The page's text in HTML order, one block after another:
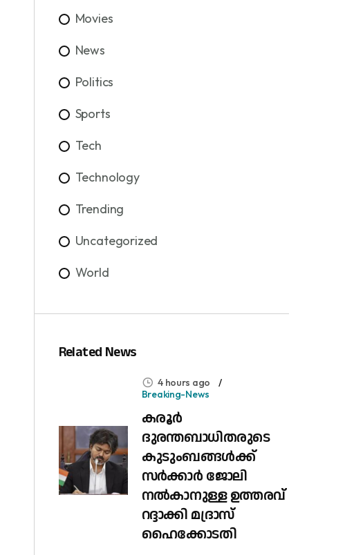
Movies
News
Politics
Sports
Tech
Technology
Trending
Uncategorized
World
Related News
4 hours ago
Breaking-News
കരൂർ
ദുരന്തബാധിതരുടെ
കുടുംബങ്ങൾക്ക്
സർക്കാർ ജോലി
നൽകാനുള്ള ഉത്തരവ്
റദ്ദാക്കി മദ്രാസ്
ഹൈക്കോടതി